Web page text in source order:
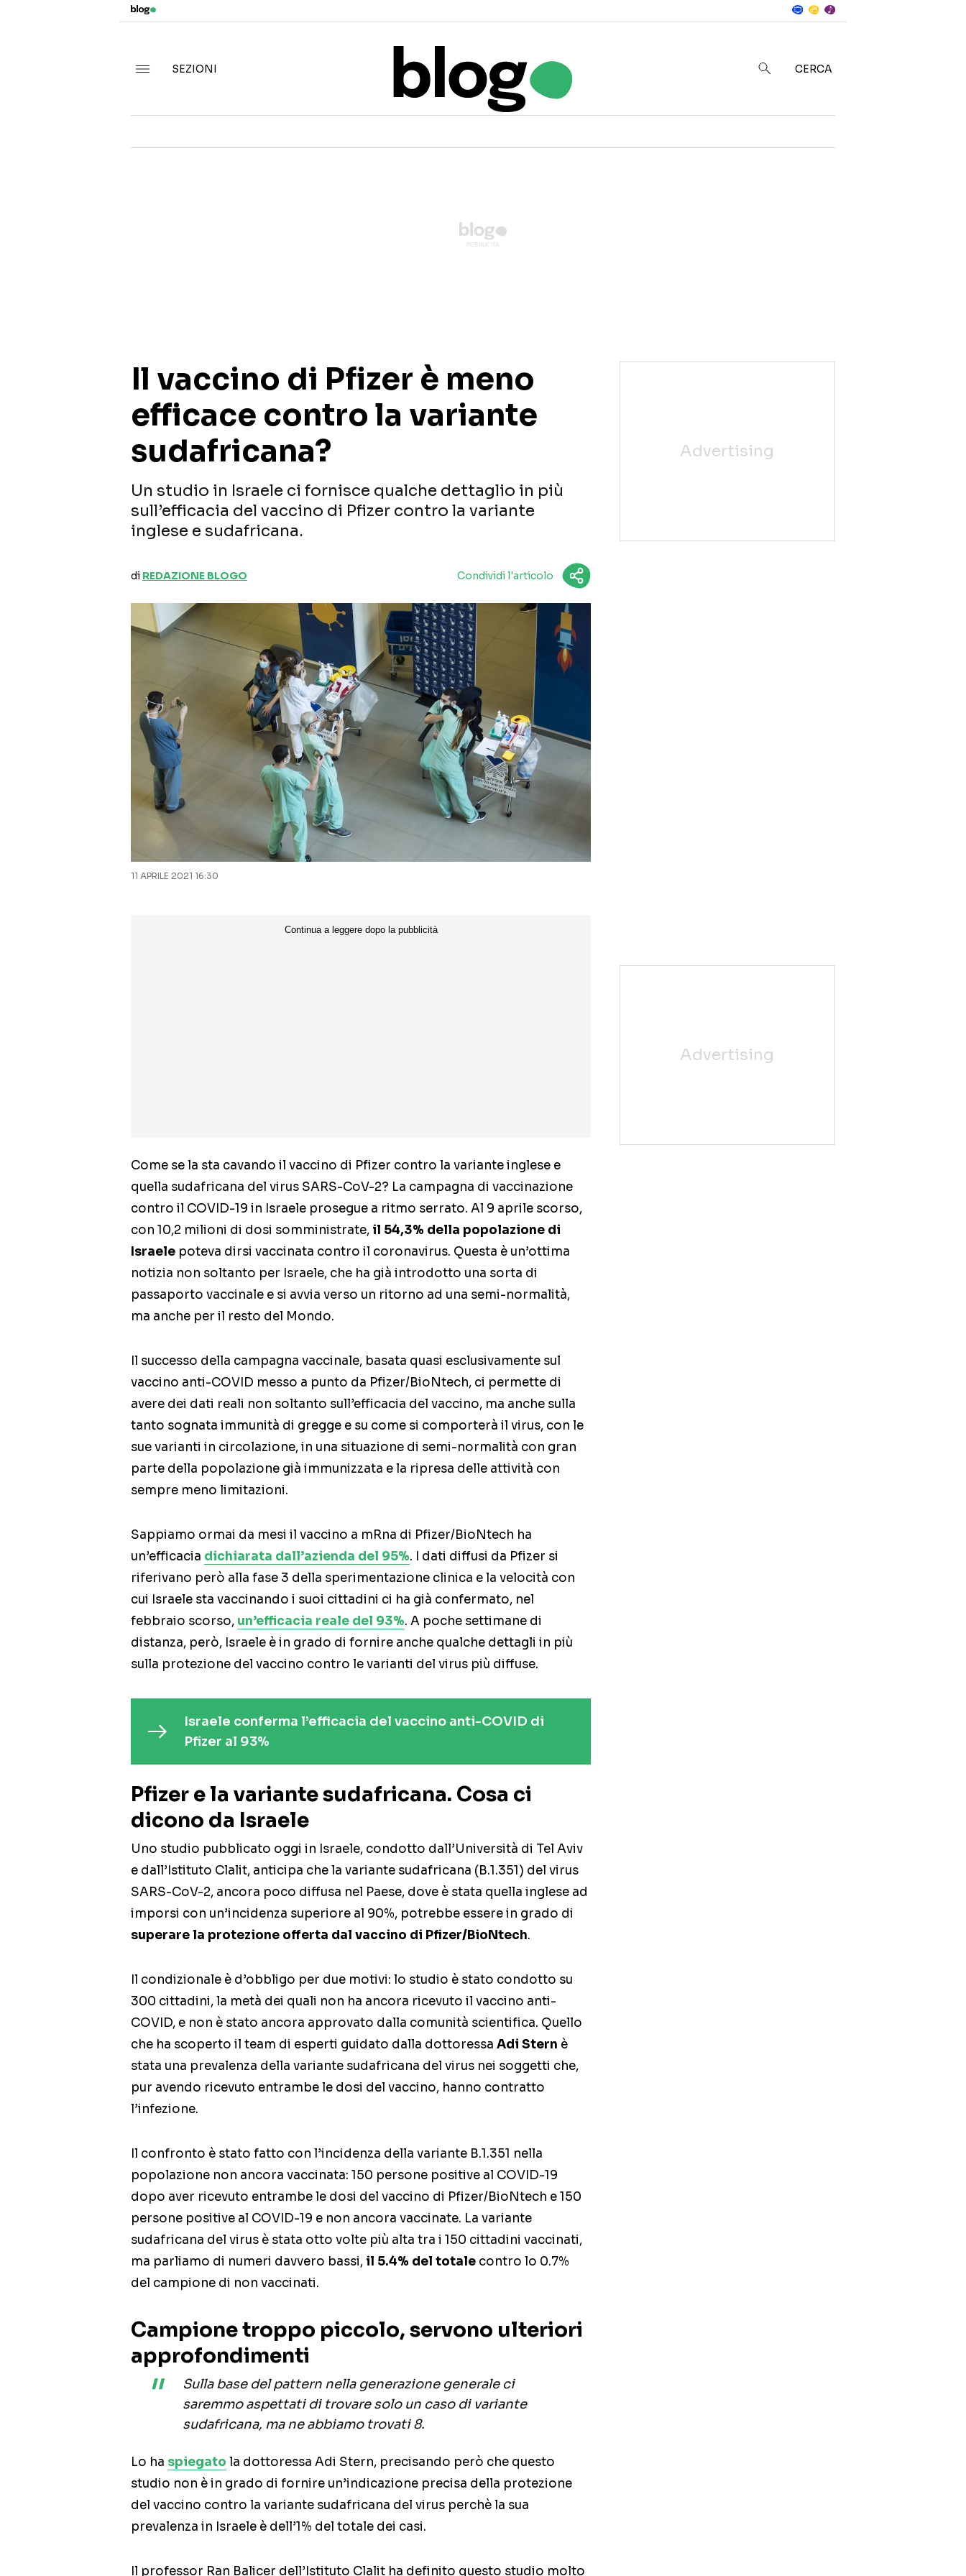
SEZIONI
CERCA
Il vaccino di Pfizer è meno
efficace contro la variante
sudafricana?
Un studio in Israele ci fornisce qualche dettaglio in più
sull’efficacia del vaccino di Pfizer contro la variante
inglese e sudafricana.
di REDAZIONE BLOGO Condividi l'articolo
11 APRILE 2021 16:30
Come se la sta cavando il vaccino di Pfizer contro la variante inglese e
quella sudafricana del virus SARS-CoV-2? La campagna di vaccinazione
contro il COVID-19 in Israele prosegue a ritmo serrato. Al 9 aprile scorso,
con 10,2 milioni di dosi somministrate, il 54,3% della popolazione di
Israele poteva dirsi vaccinata contro il coronavirus. Questa è un’ottima
notizia non soltanto per Israele, che ha già introdotto una sorta di
passaporto vaccinale e si avvia verso un ritorno ad una semi-normalità,
ma anche per il resto del Mondo.
Il successo della campagna vaccinale, basata quasi esclusivamente sul
vaccino anti-COVID messo a punto da Pfizer/BioNtech, ci permette di
avere dei dati reali non soltanto sull’efficacia del vaccino, ma anche sulla
tanto sognata immunità di gregge e su come si comporterà il virus, con le
sue varianti in circolazione, in una situazione di semi-normalità con gran
parte della popolazione già immunizzata e la ripresa delle attività con
sempre meno limitazioni.
Sappiamo ormai da mesi il vaccino a mRna di Pfizer/BioNtech ha
un’efficacia dichiarata dall’azienda del 95%. I dati diffusi da Pfizer si
riferivano però alla fase 3 della sperimentazione clinica e la velocità con
cui Israele sta vaccinando i suoi cittadini ci ha già confermato, nel
febbraio scorso, un’efficacia reale del 93%. A poche settimane di
distanza, però, Israele è in grado di fornire anche qualche dettagli in più
sulla protezione del vaccino contro le varianti del virus più diffuse.
Israele conferma l’efficacia del vaccino anti-COVID di
Pfizer al 93%
Pfizer e la variante sudafricana. Cosa ci
dicono da Israele
Uno studio pubblicato oggi in Israele, condotto dall’Università di Tel Aviv
e dall’Istituto Clalit, anticipa che la variante sudafricana (B.1.351) del virus
SARS-CoV-2, ancora poco diffusa nel Paese, dove è stata quella inglese ad
imporsi con un’incidenza superiore al 90%, potrebbe essere in grado di
superare la protezione offerta dal vaccino di Pfizer/BioNtech.
Il condizionale è d’obbligo per due motivi: lo studio è stato condotto su
300 cittadini, la metà dei quali non ha ancora ricevuto il vaccino anti-
COVID, e non è stato ancora approvato dalla comunità scientifica. Quello
che ha scoperto il team di esperti guidato dalla dottoressa Adi Stern è
stata una prevalenza della variante sudafricana del virus nei soggetti che,
pur avendo ricevuto entrambe le dosi del vaccino, hanno contratto
l’infezione.
Il confronto è stato fatto con l’incidenza della variante B.1.351 nella
popolazione non ancora vaccinata: 150 persone positive al COVID-19
dopo aver ricevuto entrambe le dosi del vaccino di Pfizer/BioNtech e 150
persone positive al COVID-19 e non ancora vaccinate. La variante
sudafricana del virus è stata otto volte più alta tra i 150 cittadini vaccinati,
ma parliamo di numeri davvero bassi, il 5.4% del totale contro lo 0.7%
del campione di non vaccinati.
Campione troppo piccolo, servono ulteriori
approfondimenti
Sulla base del pattern nella generazione generale ci
saremmo aspettati di trovare solo un caso di variante
sudafricana, ma ne abbiamo trovati 8.
Lo ha spiegato la dottoressa Adi Stern, precisando però che questo
studio non è in grado di fornire un’indicazione precisa della protezione
del vaccino contro la variante sudafricana del virus perchè la sua
prevalenza in Israele è dell’1% del totale dei casi.
Il professor Ran Balicer dell’Istituto Clalit ha definito questo studio molto